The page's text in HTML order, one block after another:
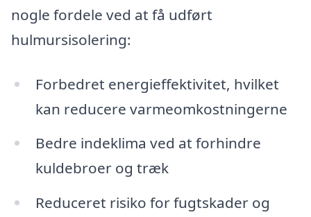
nogle fordele ved at få udført
hulmursisolering:
Forbedret energieffektivitet, hvilket
kan reducere varmeomkostningerne
Bedre indeklima ved at forhindre
kuldebroer og træk
Reduceret risiko for fugtskader og